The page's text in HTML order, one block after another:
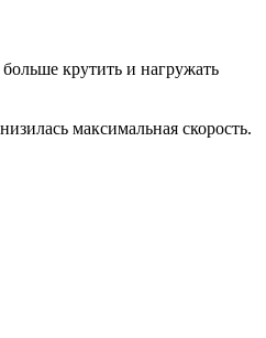
крутить и нагружать
максимальная скорость.